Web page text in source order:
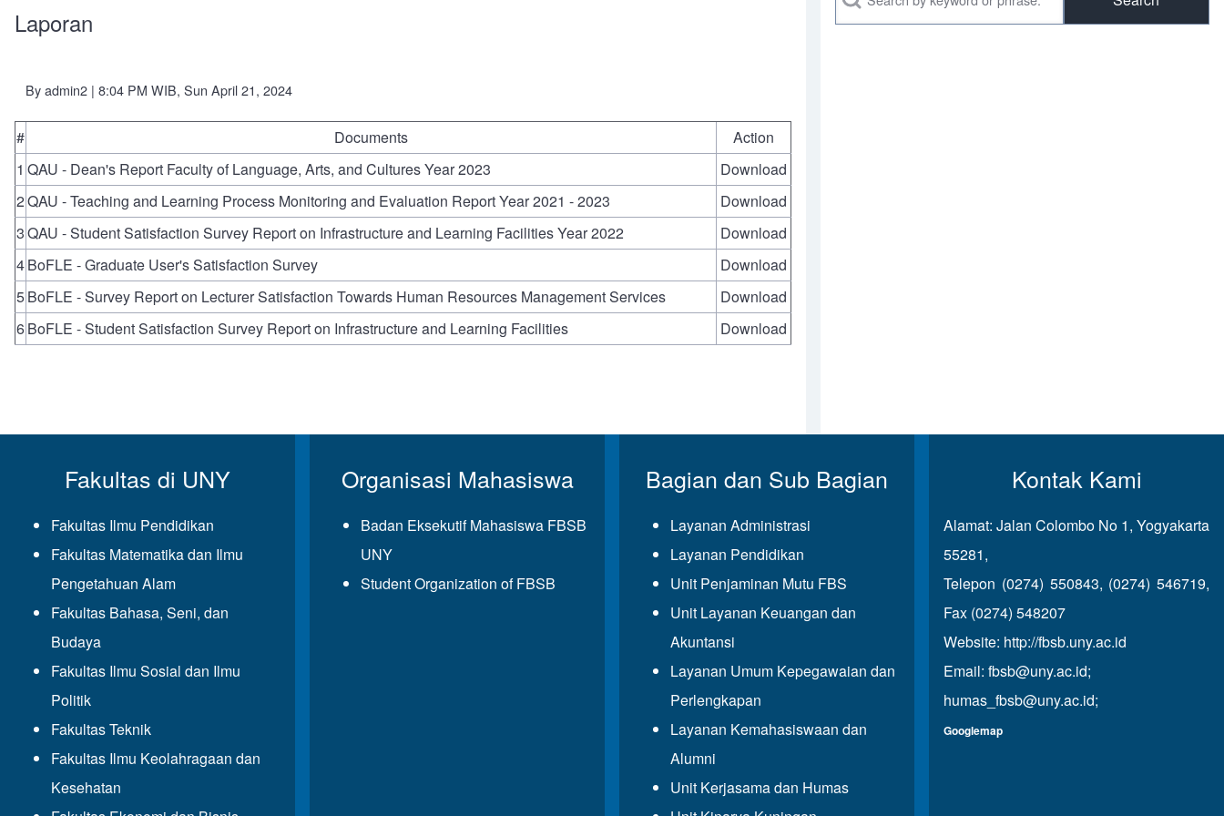
Laporan
Byadmin2 | 8:04 PM WIB, Sun April 21, 2024
# Documents
Action
1 QAU - Dean's Report Faculty of Language, Arts, and Cultures Year 2023
Download
2QAU - Teaching and Learning Process Monitoring and Evaluation Report Year 2021 - 2023
Download
3QAU - Student Satisfaction Survey Report on Infrastructure and Learning Facilities Year 2022
Download
4BoFLE - Graduate User's Satisfaction Survey
Download
5BoFLE - Survey Report on Lecturer Satisfaction Towards Human Resources Management Services
Download
6BoFLE - Student Satisfaction Survey Report on Infrastructure and Learning Facilities Download
Fakultas di UNY
Fakultas Ilmu Pendidikan
Fakultas Matematika dan Ilmu
Pengetahuan Alam
Fakultas Bahasa, Seni, dan
Budaya
Fakultas Ilmu Sosial dan Ilmu
Politik
Fakultas Teknik
Fakultas Ilmu Keolahragaan dan
Kesehatan
Organisasi Mahasiswa
Badan Eksekutif Mahasiswa FBSB
UNY
Student Organization of FBSB
Bagian dan Sub Bagian
Layanan Administrasi
Layanan Pendidikan
Unit Penjaminan Mutu FBS
Unit Layanan Keuangan dan
Akuntansi
Layanan Umum Kepegawaian dan
Perlengkapan
Layanan Kemahasiswaan dan
Alumni
Unit Kerjasama dan Humas
Kontak Kami
Alamat: Jalan Colombo No 1, Yogyakarta
55281,
Telepon (0274) 550843, (0274) 546719,
Fax (0274) 548207
Website: http://fbsb.uny.ac.id
Email: fbsb@uny.ac.id;
humas_fbsb@uny.ac.id;
Googlemap